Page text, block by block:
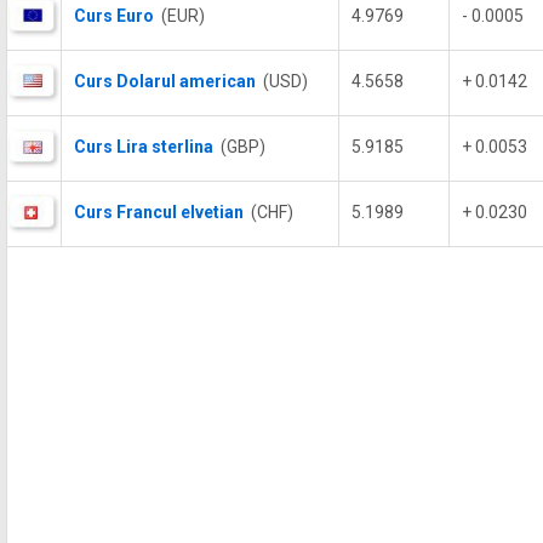
Curs Euro (EUR) 4.9769 - 0.0005
Curs Dolarul american (USD) 4.5658 + 0.0142
Curs Lira sterlina (GBP) 5.9185 + 0.0053
Curs Francul elvetian (CHF) 5.1989 + 0.0230